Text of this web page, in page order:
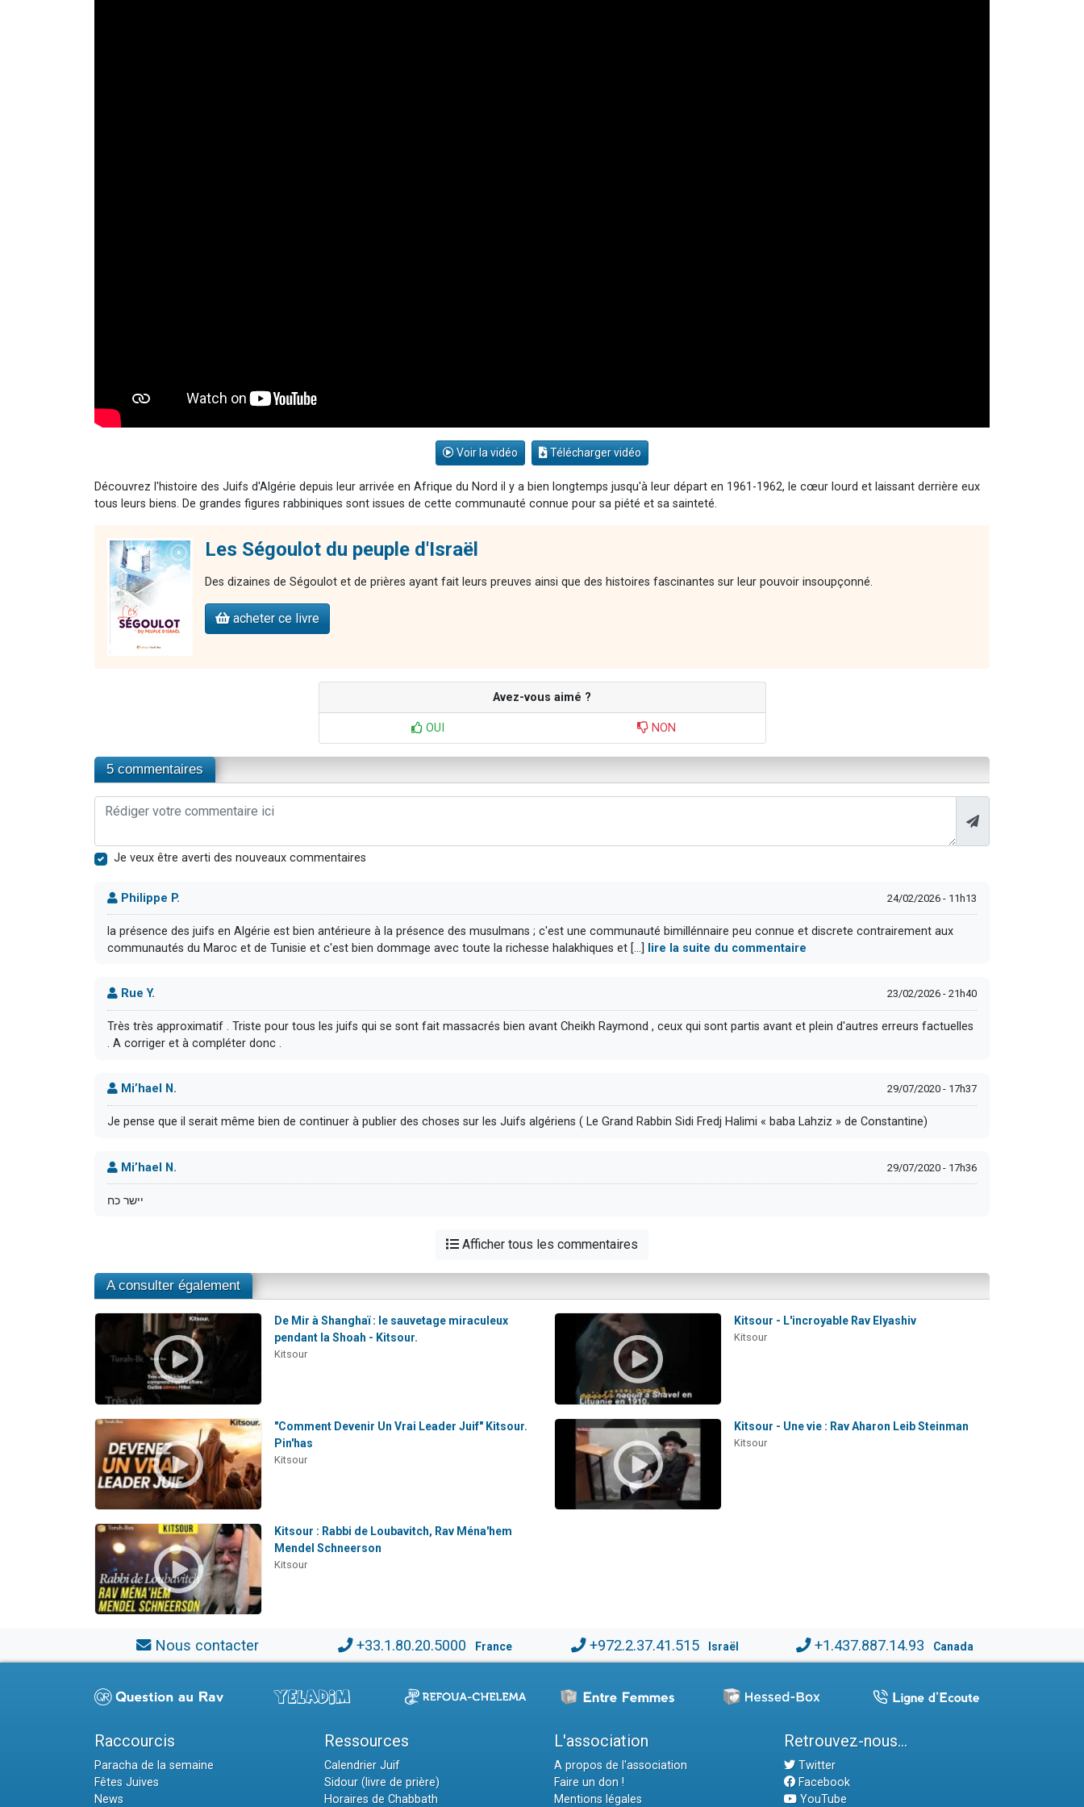
Voir la vidéo Télécharger vidéo
Découvrez l'histoire des Juifs d'Algérie depuis leur arrivée en Afrique du Nord il y a bien longtemps jusqu'à leur départ en 1961-1962, le cœur lourd et laissant derrière eux
tous leurs biens. De grandes figures rabbiniques sont issues de cette communauté connue pour sa piété et sa sainteté.
Les Ségoulot du peuple d'Israël
Des dizaines de Ségoulot et de prières ayant fait leurs preuves ainsi que des histoires fascinantes sur leur pouvoir insoupçonné.
acheter ce livre
Avez-vous aimé ?
OUI NON
5 commentaires
Je veux être averti des nouveaux commentaires
Philippe P. 24/02/2026 - 11h13
la présence des juifs en Algérie est bien antérieure à la présence des musulmans ; c'est une communauté bimillénnaire peu connue et discrete contrairement aux
communautés du Maroc et de Tunisie et c'est bien dommage avec toute la richesse halakhiques et [...]
lire la suite du commentaire
Rue Y. 23/02/2026 - 21h40
Très très approximatif . Triste pour tous les juifs qui se sont fait massacrés bien avant Cheikh Raymond , ceux qui sont partis avant et plein d'autres erreurs factuelles
. A corriger et à compléter donc .
Mi’hael N. 29/07/2020 - 17h37
Je pense que il serait même bien de continuer à publier des choses sur les Juifs algériens ( Le Grand Rabbin Sidi Fredj Halimi « baba Lahziz » de Constantine)
Mi’hael N. 29/07/2020 - 17h36
יישר כח
Afficher tous les commentaires
A consulter également
De Mir à Shanghaï : le sauvetage miraculeux
pendant la Shoah - Kitsour.
Kitsour
Kitsour - L'incroyable Rav Elyashiv
Kitsour
"Comment Devenir Un Vrai Leader Juif" Kitsour.
Pin'has
Kitsour
Kitsour - Une vie : Rav Aharon Leib Steinman
Kitsour
Kitsour : Rabbi de Loubavitch, Rav Ména'hem
Mendel Schneerson
Kitsour
Nous contacter +33.1.80.20.5000 France +972.2.37.41.515 Israël +1.437.887.14.93 Canada
Raccourcis
Paracha de la semaine
Fêtes Juives
News
Ressources
Calendrier Juif
Sidour (livre de prière)
Horaires de Chabbath
L'association
A propos de l'association
Faire un don !
Mentions légales
Retrouvez-nous...
Twitter
Facebook
YouTube